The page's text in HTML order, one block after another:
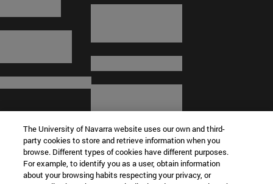
The University of Navarra website uses our own and third-
party cookies to store and retrieve information when you
browse. Different types of cookies have different purposes.
For example, to identify you as a user, obtain information
about your browsing habits respecting your privacy, or